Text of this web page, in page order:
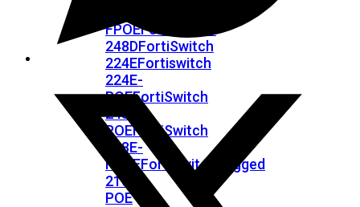
FPOEFortiSwitch
248DFortiSwitch
224EFortiswitch
224E-
POEFortiSwitch
248E-
POEFortiSwitch
248E-
FPOEFortiSwitchRugged
216F-
POE